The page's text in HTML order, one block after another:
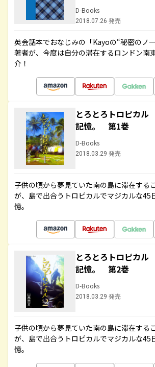
D-Books
2018.07.26 発売
英会話本でおなじみの「Kayoの“秘密のノ
著者が、今度は自分の滞在するロンドン南
介！
とろとろトロピカ
記憶。 第1巻
D-Books
2018.03.29 発売
子供の頃から夢見ていた南の島に滞在する
が、島で出合うトロピカルでマジカルな45
憶。
とろとろトロピカ
記憶。 第2巻
D-Books
2018.03.29 発売
子供の頃から夢見ていた南の島に滞在する
が、島で出合うトロピカルでマジカルな45
憶。